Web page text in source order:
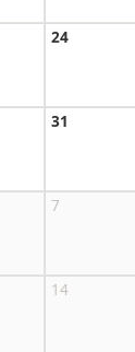
24
31
7
14